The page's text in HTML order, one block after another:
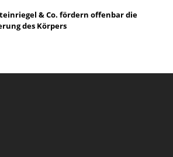
& Co. fördern offenbar die
des Körpers